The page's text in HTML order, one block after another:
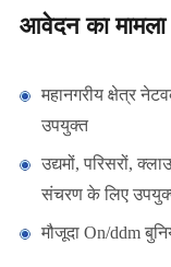
आवेदन का मामला
महानगरीय क्षेत्र
उपयुक्त
उद्यमों, परिसरों,
संचरण के लिए
मौजूदा On/ddm